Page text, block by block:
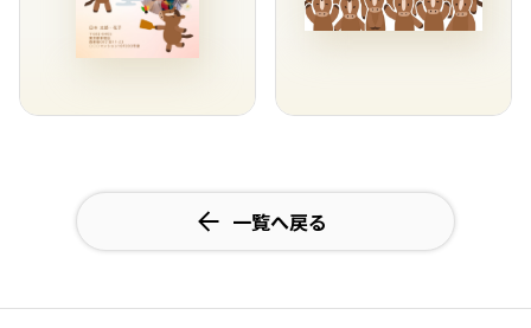
一覧へ戻る